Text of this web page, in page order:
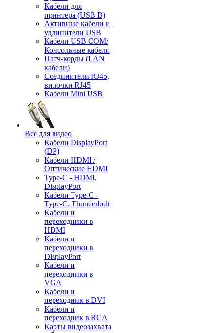
Кабели для
принтера (USB B)
Активные кабели и
удлинители USB
Кабели USB COM/
Консольные кабели
Патч-корды (LAN
кабели)
Соединители RJ45,
вилочки RJ45
Кабели Mini USB
Всё для видео
Кабели DisplayPort
(DP)
Кабели HDMI /
Оптические HDMI
Type-C - HDMI,
DisplayPort
Кабели Type-C -
Type-C, Thunderbolt
Кабели и
переходники в
HDMI
Кабели и
переходники в
DisplayPort
Кабели и
переходники в
VGA
Кабели и
переходник в DVI
Кабели и
переходник в RCA
Карты видеозахвата